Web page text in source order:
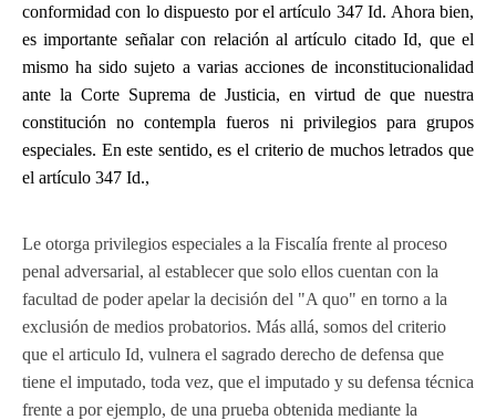
conformidad con lo dispuesto por el artículo 347 Id. Ahora bien,
es importante señalar con relación al artículo citado Id, que el
mismo ha sido sujeto a varias acciones de inconstitucionalidad
ante la Corte Suprema de Justicia, en virtud de que nuestra
constitución no contempla fueros ni privilegios para grupos
especiales. En este sentido, es el criterio de muchos letrados que
el artículo 347 Id.,
Le otorga privilegios especiales a la Fiscalía frente al proceso
penal adversarial, al establecer que solo ellos cuentan con la
facultad de poder apelar la decisión del "A quo" en torno a la
exclusión de medios probatorios. Más allá, somos del criterio
que el articulo Id, vulnera el sagrado derecho de defensa que
tiene el imputado, toda vez, que el imputado y su defensa técnica
frente a por ejemplo, de una prueba obtenida mediante la